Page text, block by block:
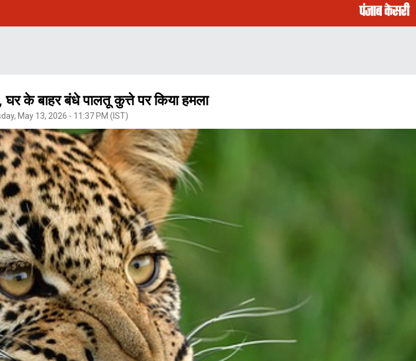
के बाहर बंधे पालतू कुत्ते पर किया हमला
May 13, 2026 - 11:37 PM (IST)